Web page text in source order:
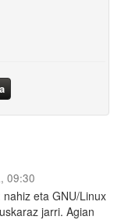
09:30
eta GNU/Linux
jarri. Agian